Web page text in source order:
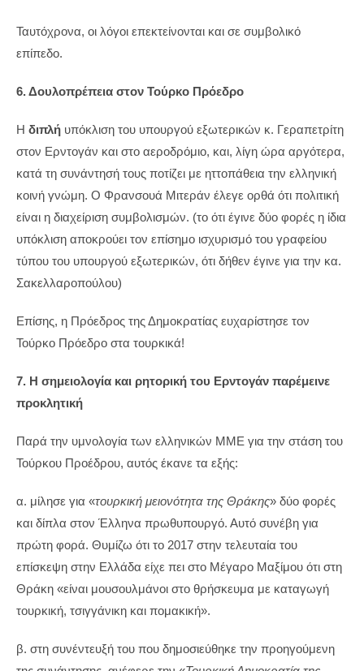
Ταυτόχρονα, οι λόγοι επεκτείνονται και σε συμβολικό
επίπεδο.
6. Δουλοπρέπεια στον Τούρκο Πρόεδρο
Η διπλή υπόκλιση του υπουργού εξωτερικών κ. Γεραπετρίτη
στον Ερντογάν και στο αεροδρόμιο, και, λίγη ώρα αργότερα,
κατά τη συνάντησή τους ποτίζει με ηττοπάθεια την ελληνική
κοινή γνώμη. Ο Φρανσουά Μιτεράν έλεγε ορθά ότι πολιτική
είναι η διαχείριση συμβολισμών. (το ότι έγινε δύο φορές η ίδια
υπόκλιση αποκρούει τον επίσημο ισχυρισμό του γραφείου
τύπου του υπουργού εξωτερικών, ότι δήθεν έγινε για την κα.
Σακελλαροπούλου)
Επίσης, η Πρόεδρος της Δημοκρατίας ευχαρίστησε τον
Τούρκο Πρόεδρο στα τουρκικά!
7. Η σημειολογία και ρητορική του Ερντογάν παρέμεινε
προκλητική
Παρά την υμνολογία των ελληνικών ΜΜΕ για την στάση του
Τούρκου Προέδρου, αυτός έκανε τα εξής:
α. μίλησε για «τουρκική μειονότητα της Θράκης» δύο φορές
και δίπλα στον Έλληνα πρωθυπουργό. Αυτό συνέβη για
πρώτη φορά. Θυμίζω ότι το 2017 στην τελευταία του
επίσκεψη στην Ελλάδα είχε πει στο Μέγαρο Μαξίμου ότι στη
Θράκη «είναι μουσουλμάνοι στο θρήσκευμα με καταγωγή
τουρκική, τσιγγάνικη και πομακική».
β. στη συνέντευξή του που δημοσιεύθηκε την προηγούμενη